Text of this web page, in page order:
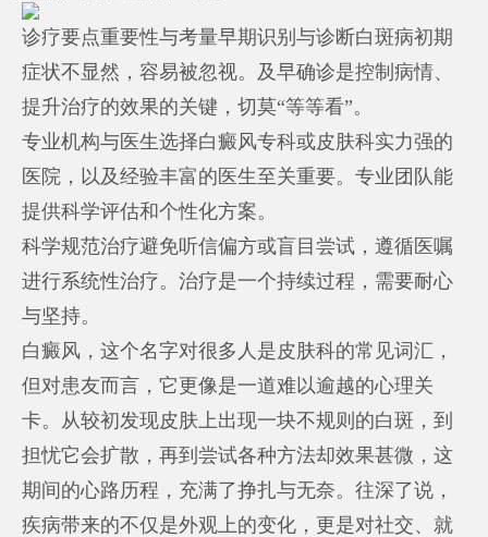
诊疗要点重要性与考量早期识别与诊断白斑病初期
症状不显然，容易被忽视。及早确诊是控制病情、
提升治疗的效果的关键，切莫“等等看”。
专业机构与医生选择白癜风专科或皮肤科实力强的
医院，以及经验丰富的医生至关重要。专业团队能
提供科学评估和个性化方案。
科学规范治疗避免听信偏方或盲目尝试，遵循医嘱
进行系统性治疗。治疗是一个持续过程，需要耐心
与坚持。
白癜风，这个名字对很多人是皮肤科的常见词汇，
但对患友而言，它更像是一道难以逾越的心理关
卡。从较初发现皮肤上出现一块不规则的白斑，到
担忧它会扩散，再到尝试各种方法却效果甚微，这
期间的心路历程，充满了挣扎与无奈。往深了说，
疾病带来的不仅是外观上的变化，更是对社交、就